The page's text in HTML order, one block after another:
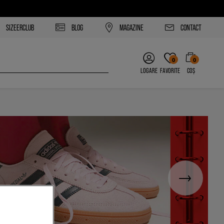
SIZEERCLUB BLOG MAGAZINE CONTACT
LOGARE
0
FAVORITE
0
COȘ